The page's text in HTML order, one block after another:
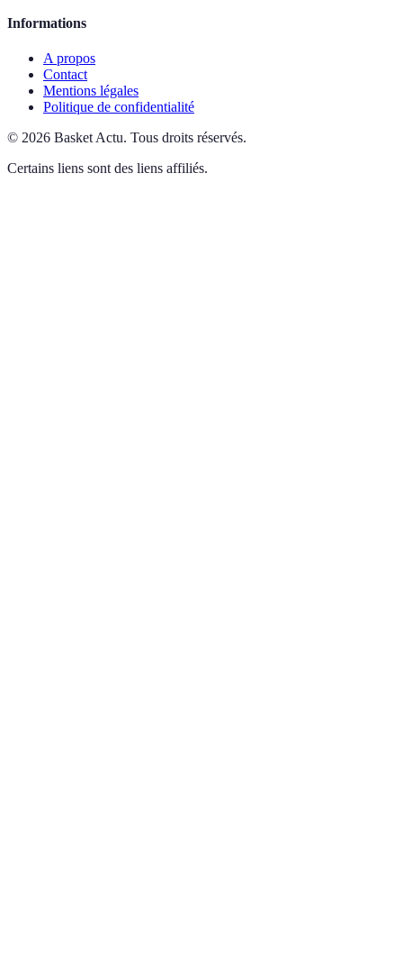
Informations
A propos
Contact
Mentions légales
Politique de confidentialité
© 2026 Basket Actu. Tous droits réservés.
Certains liens sont des liens affiliés.